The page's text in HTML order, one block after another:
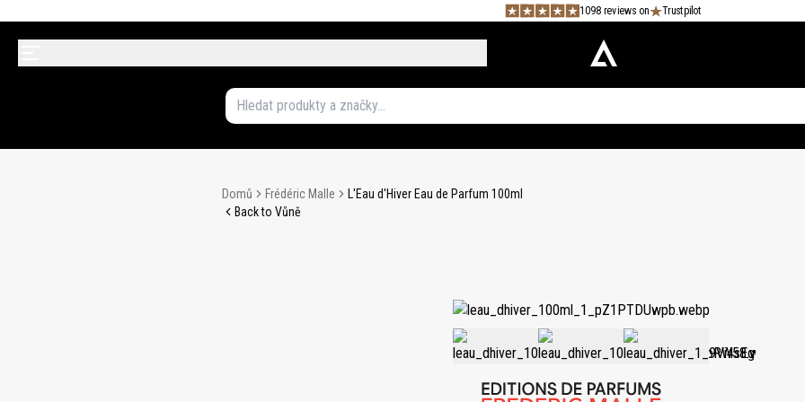
1098 reviews on Trustpilot
Domů Frédéric Malle
L'Eau d'Hiver Eau de Parfum 100ml
Back to Vůně